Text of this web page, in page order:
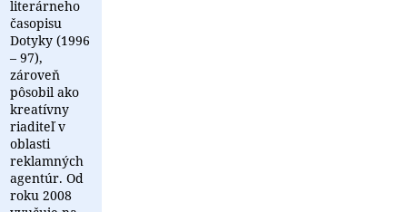
literárneho
časopisu
Dotyky (1996
– 97),
zároveň
pôsobil ako
kreatívny
riaditeľ v
oblasti
reklamných
agentúr. Od
roku 2008